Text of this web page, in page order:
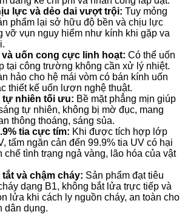
lực và dẻo dai vượt trội: Tuy mỏng
phẩm lại sở hữu độ bền và chịu lực
vỡ vụn nguy hiểm như kính khi gặp va
và uốn cong cực linh hoạt: Có thể uốn
tại công trường không cần xử lý nhiệt.
hảo cho hệ mái vòm có bán kính uốn
thiết kế uốn lượn nghệ thuật.
tự nhiên tối ưu: Bề mặt phẳng mịn giúp
tự nhiên, không bị mờ đục, mang
thông thoáng, sáng sủa.
tia cực tím: Khi được tích hợp lớp
tấm ngăn cản đến 99.9% tia UV có hại
chế tình trạng ngả vàng, lão hóa của vật
và chậm cháy: Sản phẩm đạt tiêu
dạng B1, không bắt lửa trực tiếp và
lửa khi cách ly nguồn cháy, an toàn cho
dân dụng.